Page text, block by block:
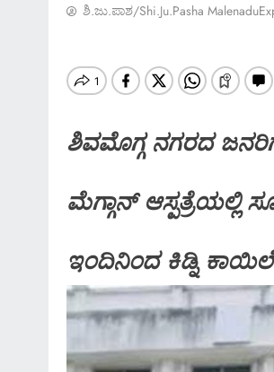
ಶಿ.ಜು.ಪಾಶ/Shi.ju.pasha
ಶಿವಮೊಗ್ಗ ನಗರದ
ಮೆಗ್ಗಾನ್ ಆಸ್ಪತ್ರೆಯಲ್ಲಿ
ಇಂದಿನಿಂದ ಕಿಡ್ನಿ
SPECIAL
*ಶಿವಮೊಗ್ಗ